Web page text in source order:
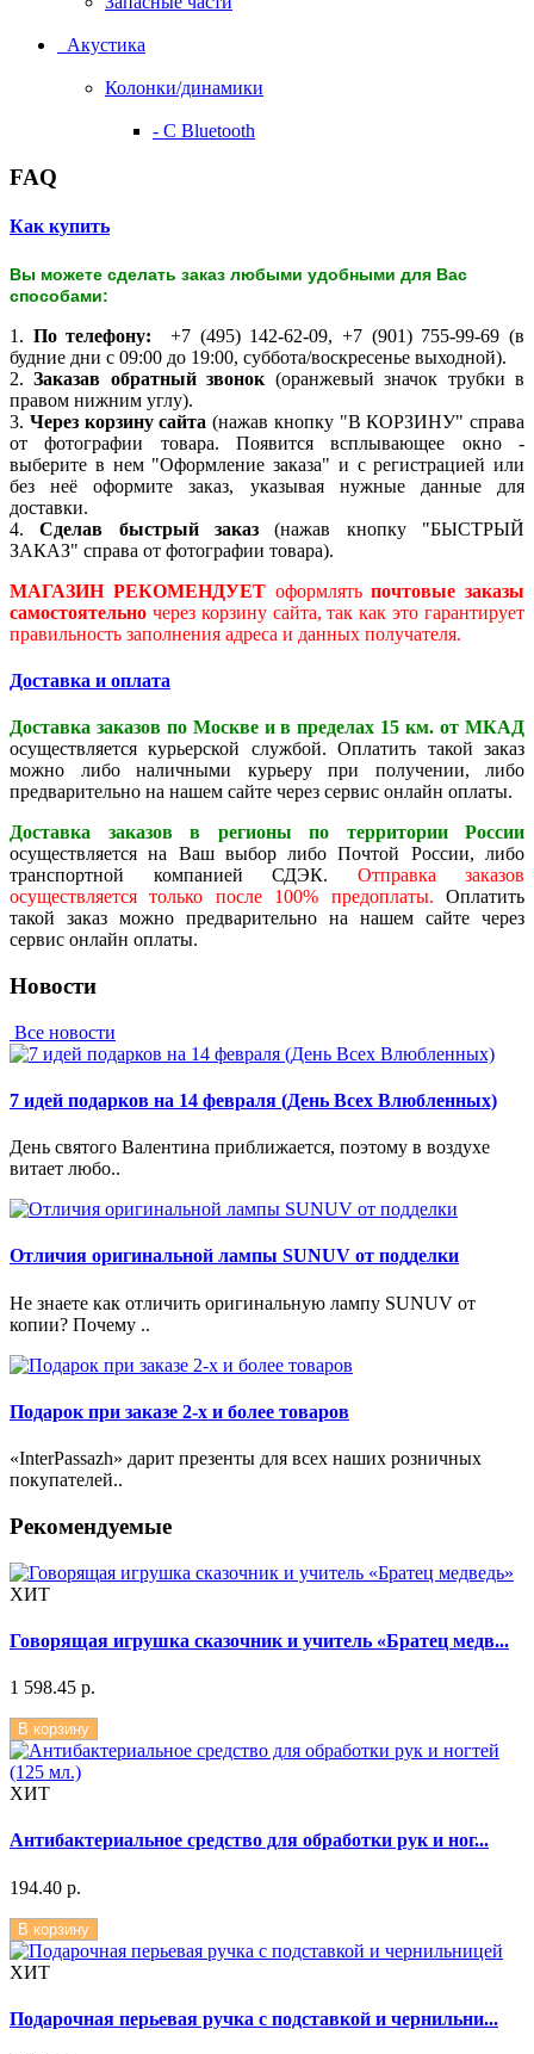
Акустика
Колонки/динамики
- С Bluetooth
FAQ
Как купить
Вы можете сделать заказ любыми удобными для Вас
способами:
1. По телефону: +7 (495) 142-62-09, +7 (901) 755-99-69 (в
будние дни с 09:00 до 19:00, суббота/воскресенье выходной).
2.Заказав обратный звонок (оранжевый значок трубки в
правом нижним углу).
3. Через корзину сайта (нажав кнопку "В КОРЗИНУ" справа
от фотографии товара. Появится всплывающее окно -
выберите в нем "Оформление заказа" и с регистрацией или
без неё оформите заказ, указывая нужные данные для
доставки.
4.Сделав быстрый заказ (нажав кнопку "БЫСТРЫЙ
ЗАКАЗ" справа от фотографии товара).
МАГАЗИН РЕКОМЕНДУЕТоформлятьпочтовые заказы
самостоятельно через корзину сайта, так как это гарантирует
правильность заполнения адреса и данных получателя.
Доставка и оплата
Доставка заказов по Москве и в пределах 15 км. от МКАД
осуществляется курьерской службой. Оплатить такой заказ
можно либо наличными курьеру при получении, либо
предварительно на нашем сайте через сервис онлайн оплаты.
Доставка заказов в регионы по территории России
осуществляется на Ваш выбор либо Почтой России, либо
транспортной компанией СДЭК. Отправка заказов
осуществляется только после 100% предоплаты. Оплатить
такой заказ можно предварительно на нашем сайте через
сервис онлайн оплаты.
Новости
Все новости
7 идей подарков на 14 февраля (День Всех Влюбленных)
День святого Валентина приближается, поэтому в воздухе
витает любо..
Отличия оригинальной лампы SUNUV от подделки
Не знаете как отличить оригинальную лампу SUNUV от
копии? Почему ..
Подарок при заказе 2-х и более товаров
«InterPassazh» дарит презенты для всех наших розничных
покупателей..
Рекомендуемые
ХИТ
Говорящая игрушка сказочник и учитель «Братец медв...
1 598.45 р.
В корзину
ХИТ
Антибактериальное средство для обработки рук и ног...
194.40 р.
В корзину
ХИТ
Подарочная перьевая ручка с подставкой и чернильни...